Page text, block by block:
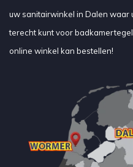
uw sanitairwinkel in Dalen waar
terecht kunt voor
online winkel kan bestellen!